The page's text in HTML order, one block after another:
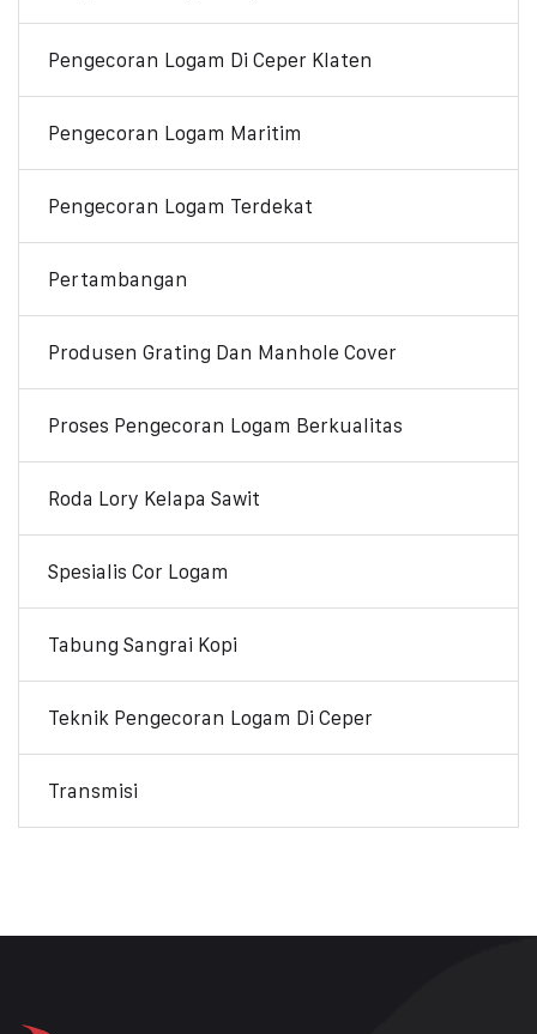
Pengecoran Logam Di Ceper Klaten
Pengecoran Logam Maritim
Pengecoran Logam Terdekat
Pertambangan
Produsen Grating Dan Manhole Cover
Proses Pengecoran Logam Berkualitas
Roda Lory Kelapa Sawit
Spesialis Cor Logam
Tabung Sangrai Kopi
Teknik Pengecoran Logam Di Ceper
Transmisi